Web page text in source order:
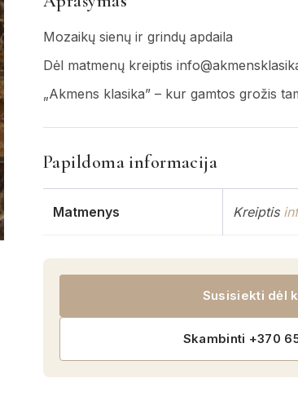
Mozaikų sienų ir grindų apdaila
Dėl matmenų kreiptis
„Akmens klasika” – kur gamtos grožis
Papildoma informacija
Matmenys Kreiptis
Susisiekti dėl
Skambinti +370